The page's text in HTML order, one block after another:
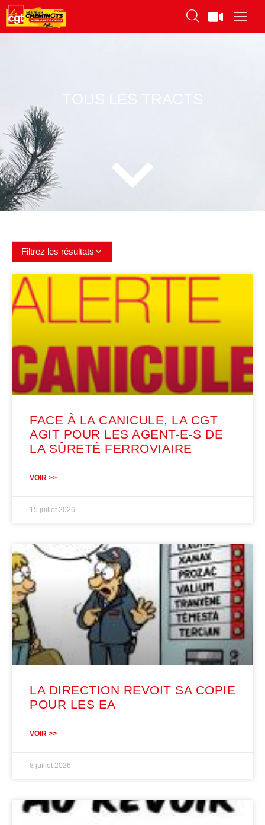
Filtrez les résultats
FACE À LA CANICULE, LA CGT
AGIT POUR LES AGENT-E-S DE
LA SÛRETÉ FERROVIAIRE
VOIR >>
15 juillet 2026
LA DIRECTION REVOIT SA COPIE
POUR LES EA
VOIR >>
8 juillet 2026